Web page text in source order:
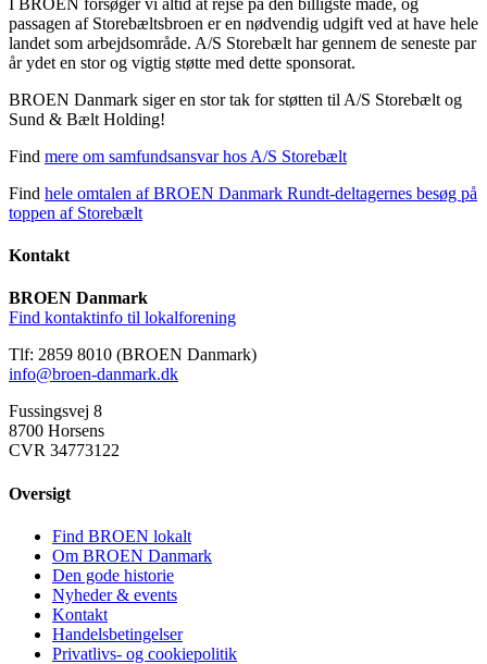
passagen af Storebæltsbroen er en nødvendig udgift ved at have hele
landet som arbejdsområde. A/S Storebælt har gennem de seneste par
år ydet en stor og vigtig støtte med dette sponsorat.
BROEN Danmark siger en stor tak for støtten til A/S Storebælt og
Sund & Bælt Holding!
Find mere om samfundsansvar hos A/S Storebælt
Find hele omtalen af BROEN Danmark Rundt-deltagernes besøg på
toppen af Storebælt
Kontakt
BROEN Danmark
Find kontaktinfo til lokalforening
Tlf: 2859 8010 (BROEN Danmark)
info@broen-danmark.dk
Fussingsvej 8
8700 Horsens
CVR 34773122
Oversigt
Find BROEN lokalt
Om BROEN Danmark
Den gode historie
Nyheder & events
Kontakt
Handelsbetingelser
Privatlivs- og cookiepolitik